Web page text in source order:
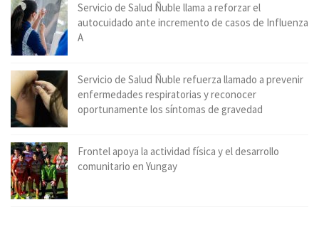
Servicio de Salud Ñuble llama a reforzar el
autocuidado ante incremento de casos de Influenza
A
Servicio de Salud Ñuble refuerza llamado a prevenir
enfermedades respiratorias y reconocer
oportunamente los síntomas de gravedad
Frontel apoya la actividad física y el desarrollo
comunitario en Yungay